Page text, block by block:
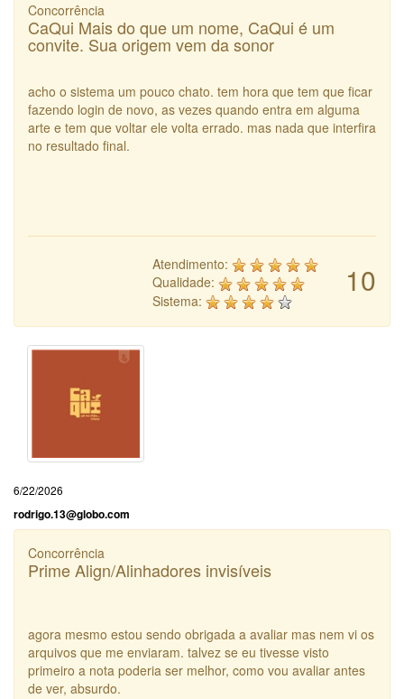
Concorrência
CaQui Mais do que um nome, CaQui é um
convite. Sua origem vem da sonor
acho o sistema um pouco chato. tem hora que tem que ficar
fazendo login de novo, as vezes quando entra em alguma
arte e tem que voltar ele volta errado. mas nada que interfira
no resultado final.
10
Atendimento:
Qualidade:
Sistema:
6/22/2026
rodrigo.13@globo.com
Concorrência
Prime Align/Alinhadores invisíveis
agora mesmo estou sendo obrigada a avaliar mas nem vi os
arquivos que me enviaram. talvez se eu tivesse visto
primeiro a nota poderia ser melhor, como vou avaliar antes
de ver, absurdo.